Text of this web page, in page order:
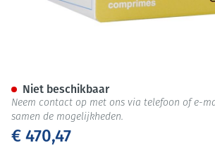
€ 470,47
Niet beschikbaar
Neem contact op met ons via telefoon of e-
samen de mogelijkheden.